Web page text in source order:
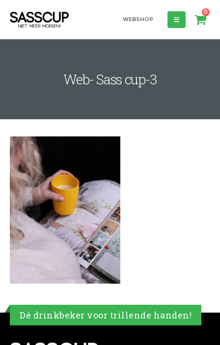
WEBSHOP
0
Web- Sass cup-3
Dé drinkbeker voor trillende handen!